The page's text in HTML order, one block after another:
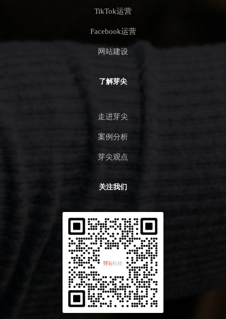
TikTok运营
Facebook运营
网站建设
了解芽尖
走进芽尖
案例分析
芽尖观点
关注我们